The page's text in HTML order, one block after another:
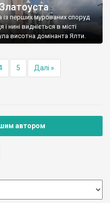
перших мурованих споруд
нині видніється в місті
висотна домінанта Ялти.
5 Далі »
автором